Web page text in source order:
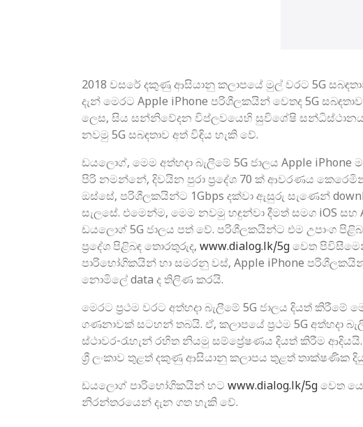
2018 වසරේ දකුණු ආසියානු කලාපයේ මුල් වරට 5G
දැන් මෙරට Apple iPhone පරිශීලකයින් වෙතද 5G
ලෙස, සිය සන්නිවේදන විප්ලවයෙහි සුවිශේෂි
නවමු 5G සබඳතාව අත් විඳිය හැකි වේ.‍
ඩයලොග්, මෙම අත්හදා බැලීමේ 5G ජාලය Apple
පිරි නමන්නේ, දිවයින පුරා ප්‍රදේශ 70 ක් ආවරණය
ඔස්සේ, පරිශීලකයින්ට 1Gbps දක්වා ඇසුරු සැණෙන්
සැලසේ. එමෙන්ම, මෙම නවමු හඳුන්වා දීමත් සමග iOS සහ
ඩයලොග් 5G ජාලය පත් වේ. පරිශීලකයින්ට එම උපාංග
ප්‍රදේශ පිළිබඳ තොරතුරුද, www.dialog.lk/5g වෙත
පාරිභෝගිකයින් හා සමරනු වස්, Apple iPhone
නොමිලේ data ද තිලිණ කරයි.
‍මෙරට ප්‍රථම වරට අත්හදා බැලීමේ 5G ජාලය දියත්
ගණනාවක් සටහන් තබයි. ඒ, කලාපයේ ප්‍රථම 5G අත්හදා
ස්ථාවර-රැහැන් රහිත නියමු සම්ප්‍රේෂණය දියත් කිරීම
ශ්‍රී ලංකාව තුළත් දකුණු ආසියානු කලාපය තුළත් තාක්ෂණික
ඩයලොග් පාරිභෝගිකයින් හට www.dialog.lk/5g වෙත
නිරන්තරයෙන් දැන ගත හැකි වේ.